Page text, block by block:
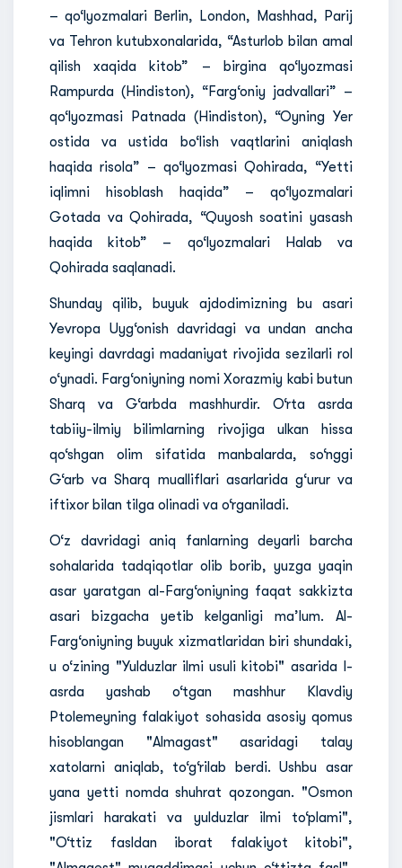
– qo‘lyozmalari Berlin, London, Mashhad, Parij
va Tehron kutubxonalarida, “Asturlob bilan amal
qilish xaqida kitob” – birgina qo‘lyozmasi
Rampurda (Hindiston), “Farg‘oniy jadvallari” –
qo‘lyozmasi Patnada (Hindiston), “Oyning Yer
ostida va ustida bo‘lish vaqtlarini aniqlash
haqida risola” – qo‘lyozmasi Qohirada, “Yetti
iqlimni hisoblash haqida” – qo‘lyozmalari
Gotada va Qohirada, “Quyosh soatini yasash
haqida kitob” – qo‘lyozmalari Halab va
Qohirada saqlanadi.
Shunday qilib, buyuk ajdodimizning bu asari
Yevropa Uyg‘onish davridagi va undan ancha
keyingi davrdagi madaniyat rivojida sezilarli rol
o‘ynadi. Farg‘oniyning nomi Xorazmiy kabi butun
Sharq va G‘arbda mashhurdir. O‘rta asrda
tabiiy-ilmiy bilimlarning rivojiga ulkan hissa
qo‘shgan olim sifatida manbalarda, so‘nggi
G‘arb va Sharq mualliflari asarlarida g‘urur va
iftixor bilan tilga olinadi va o‘rganiladi.
O‘z davridagi aniq fanlarning deyarli barcha
sohalarida tadqiqotlar olib borib, yuzga yaqin
asar yaratgan al-Farg‘oniyning faqat sakkizta
asari bizgacha yetib kelganligi ma’lum. Al-
Farg‘oniyning buyuk xizmatlaridan biri shundaki,
u o‘zining "Yulduzlar ilmi usuli kitobi" asarida I-
asrda yashab o‘tgan mashhur Klavdiy
Ptolemeyning falakiyot sohasida asosiy qomus
hisoblangan "Almagast" asaridagi talay
xatolarni aniqlab, to‘g‘rilab berdi. Ushbu asar
yana yetti nomda shuhrat qozongan. "Osmon
jismlari harakati va yulduzlar ilmi to‘plami",
"O‘ttiz fasldan iborat falakiyot kitobi",